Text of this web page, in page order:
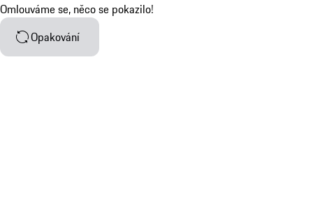
Omlouváme se, něco se pokazilo!
Opakování